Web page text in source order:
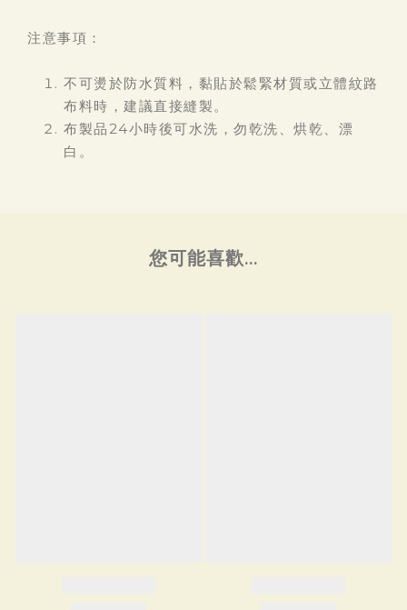
注意事項：
不可燙於防水質料，黏貼於鬆緊材質或立體紋路
布料時，建議直接縫製。
布製品24小時後可水洗，勿乾洗、烘乾、漂
白。
您可能喜歡...